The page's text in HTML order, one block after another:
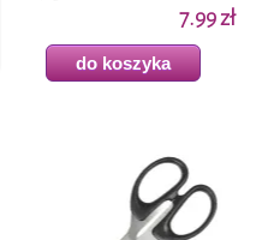
7.99 zł
do koszyka